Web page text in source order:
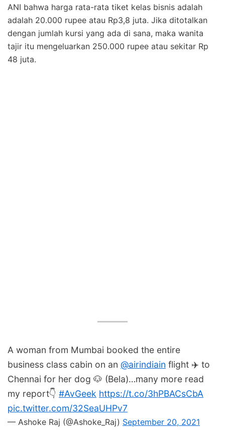
ANI bahwa harga rata-rata tiket kelas bisnis adalah
adalah 20.000 rupee atau Rp3,8 juta. Jika ditotalkan
dengan jumlah kursi yang ada di sana, maka wanita
tajir itu mengeluarkan 250.000 rupee atau sekitar Rp
48 juta.
A woman from Mumbai booked the entire
business class cabin on an @airindiain flight ✈️ to
Chennai for her dog 🐶 (Bela)…many more read
my report👇 #AvGeek https://t.co/3hPBACsCbA
pic.twitter.com/32SeaUHPv7
— Ashoke Raj (@Ashoke_Raj) September 20, 2021